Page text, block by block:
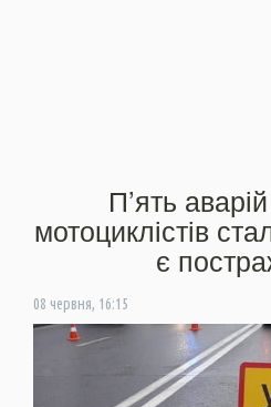
П’ять
мотоциклістів
є
08 червня, 16:15